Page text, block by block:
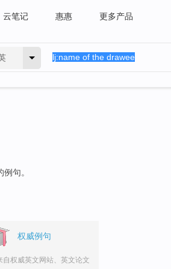
云笔记 惠惠 更多产品
例句。
权威例句
自权威英文网站、英文论文